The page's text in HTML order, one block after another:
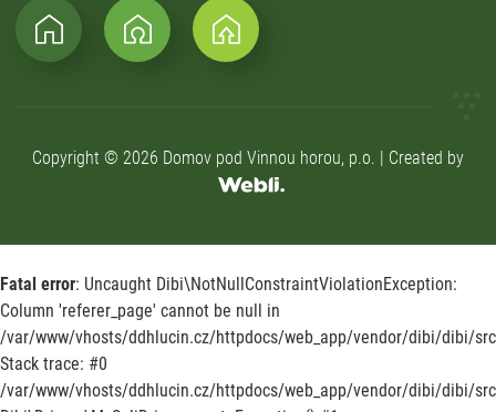
Copyright © 2026 Domov pod Vinnou horou, p.o. | Created by
Fatal error: Uncaught Dibi\NotNullConstraintViolationException:
Column 'referer_page' cannot be null in
/var/www/vhosts/ddhlucin.cz/httpdocs/web_app/vendor/dibi/dibi/
Stack trace: #0
/var/www/vhosts/ddhlucin.cz/httpdocs/web_app/vendor/dibi/dibi/